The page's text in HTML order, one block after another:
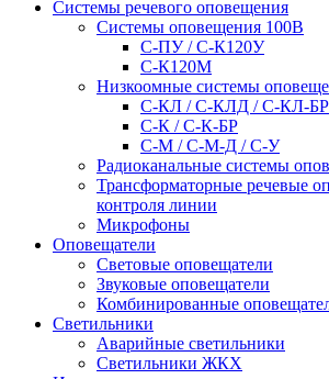
Системы речевого оповещения
Системы оповещения 100В
С-ПУ / С-К120У
С-К120М
Низкоомные системы
С-КЛ / С-КЛД / C-КЛ-БР
С-К / С-К-БР
С-М / С-М-Д / С-У
Радиоканальные системы
Трансформаторные речевые
контроля линии
Микрофоны
Оповещатели
Световые оповещатели
Звуковые оповещатели
Комбинированные
Светильники
Аварийные светильники
Светильники ЖКХ